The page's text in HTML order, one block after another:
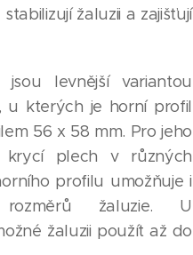
žaluzii a zajišťují
levnější variantou
u kterých je horní profil
56 x 58 mm. Pro jeho
plech v různých
profilu umožňuje i
rozměrů žaluzie. U
žaluzii použít až do